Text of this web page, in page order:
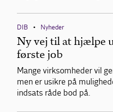
DIB • Nyheder
Ny vej til at hjælpe
første job
Mange virksomheder vil
men er usikre på
indsats råde bod på.